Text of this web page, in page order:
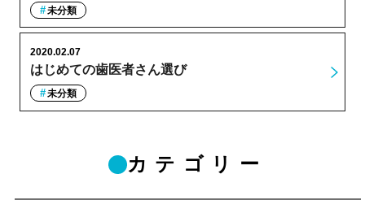
未分類
はじめての歯医者さん選び
2020.02.07
未分類
カテゴリー